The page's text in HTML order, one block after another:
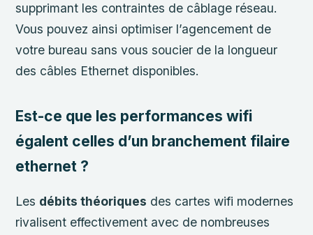
supprimant les contraintes de câblage réseau.
Vous pouvez ainsi optimiser l’agencement de
votre bureau sans vous soucier de la longueur
des câbles Ethernet disponibles.
Est-ce que les performances wifi
égalent celles d’un branchement filaire
ethernet ?
Les débits théoriques des cartes wifi modernes
rivalisent effectivement avec de nombreuses